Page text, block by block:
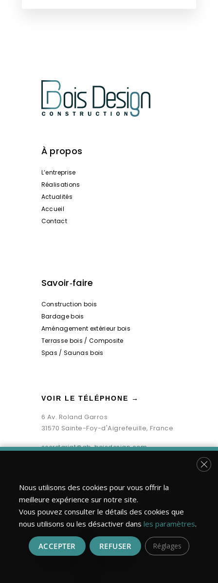
À propos
L’entreprise
Réalisations
Actualités
Accueil
Contact
Savoir‑faire
Construction bois
Bardage bois
Aménagement extérieur bois
Terrasse bois / Composite
Spas / Saunas bois
VOIR LE TÉLÉPHONE →
6 Av. Roland Garros
31570 Sainte-Foy-d'Aigrefeuille, France
secretariat@gb-boisdesign.com
Bois Design Construction ©2026 | Tous droits réservés.
Nous utilisons des cookies pour vous offrir la
meilleure expérience sur notre site.
Vous pouvez consulter le détails des cookies que
nous utilisons ou les désactiver dans les paramètres.
ACCEPTER REFUSER Réglages